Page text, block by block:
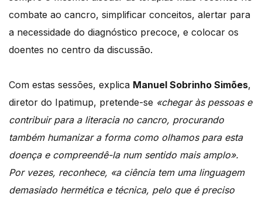
combate ao cancro, simplificar conceitos, alertar para
a necessidade do diagnóstico precoce, e colocar os
doentes no centro da discussão.
Com estas sessões, explica Manuel Sobrinho Simões,
diretor do Ipatimup, pretende-se «chegar às pessoas e
contribuir para a literacia no cancro, procurando
também humanizar a forma como olhamos para esta
doença e compreendê-la num sentido mais amplo».
Por vezes, reconhece, «a ciência tem uma linguagem
demasiado hermética e técnica, pelo que é preciso